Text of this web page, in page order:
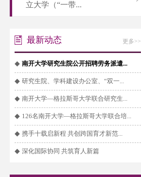
立大学（“一带...
最新动态 更多>>
◆ 南开大学研究生院公开招聘劳务派遣...
◆ 研究生院、学科建设办公室、“双一...
◆ 南开大学—格拉斯哥大学联合研究生...
◆ 126名南开大学—格拉斯哥大学联合培...
◆ 携手十载启新程 共创跨国育才新范...
◆ 深化国际协同 共筑育人新篇